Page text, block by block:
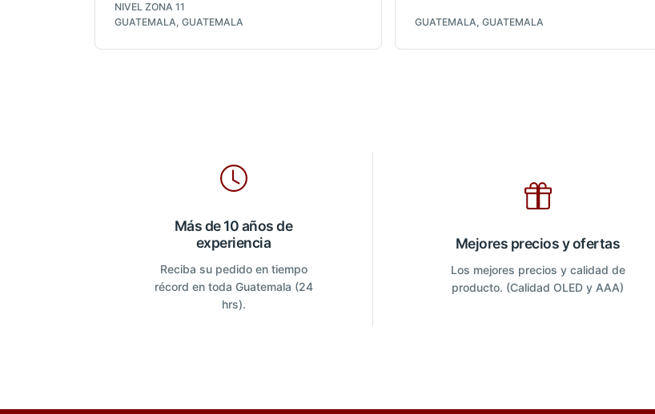
NIVEL ZONA 11
GUATEMALA, GUATEMALA
GUATEMALA, GUATEMALA
Más de 10 años de
experiencia
Reciba su pedido en tiempo
récord en toda Guatemala (24
hrs).
Mejores precios y ofertas
Los mejores precios y calidad de
producto. (Calidad OLED y AAA)